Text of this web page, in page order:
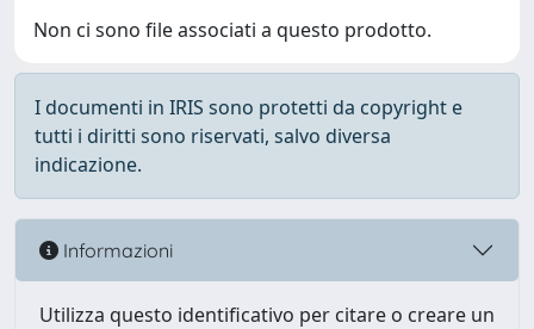
Non ci sono file associati a questo prodotto.
I documenti in IRIS sono protetti da copyright e
tutti i diritti sono riservati, salvo diversa
indicazione.
Informazioni
Utilizza questo identificativo per citare o creare un